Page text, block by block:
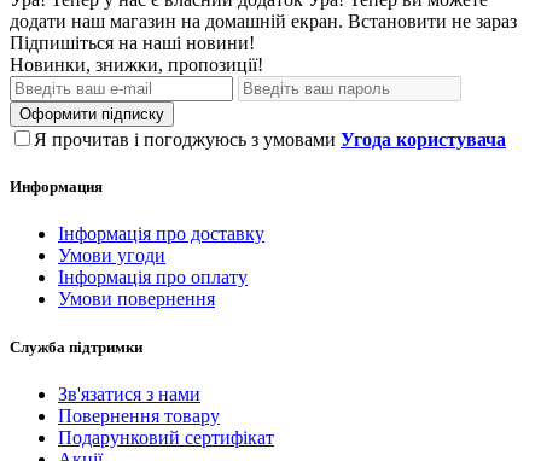
додати наш магазин на домашній екран. Встановити не зараз
Підпишіться на наші новини!
Новинки, знижки, пропозиції!
Оформити підписку
Я прочитав і погоджуюсь з умовами Угода користувача
Информация
Інформація про доставку
Умови угоди
Інформація про оплату
Умови повернення
Служба підтримки
Зв'язатися з нами
Повернення товару
Подарунковий сертифікат